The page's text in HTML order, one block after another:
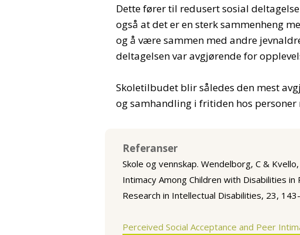
Dette fører til redusert sosial
også at det er en sterk sammenheng
og å være sammen med andre
deltagelsen var avgjørende for
Skoletilbudet blir således den mest
og samhandling i fritiden hos
Referanser
Skole og vennskap. Wendelborg, C &
Intimacy Among Children with Disabilities in
Research in Intellectual Disabilities, 23,
Perceived Social Acceptance and Peer